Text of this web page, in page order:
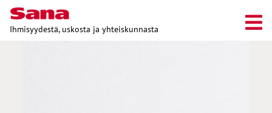
Ihmisyydestä, uskosta ja yhteiskunnasta